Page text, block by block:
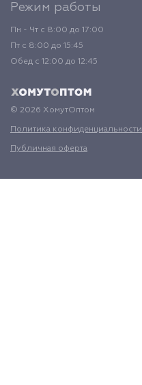
Режим работы
Пн - Чт с 8:00 до 17:00
Пт с 8:00 до 15:45
Обед с 12:00 до 12:45
© 2026 ХомутОптом
Политика конфиденциальности
Публичная оферта